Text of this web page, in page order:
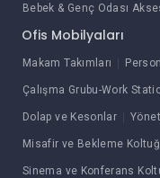
Bebek & Genç Odası
Ofis Mobilyaları
Makam Takımları
Çalışma Grubu-Work
Dolap ve Kesonlar
Misafir ve Bekleme
Sinema ve Konferans